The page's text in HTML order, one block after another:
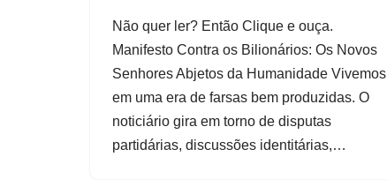
Não quer ler? Então Clique e ouça.
Manifesto Contra os Bilionários: Os Novos
Senhores Abjetos da Humanidade Vivemos
em uma era de farsas bem produzidas. O
noticiário gira em torno de disputas
partidárias, discussões identitárias,…